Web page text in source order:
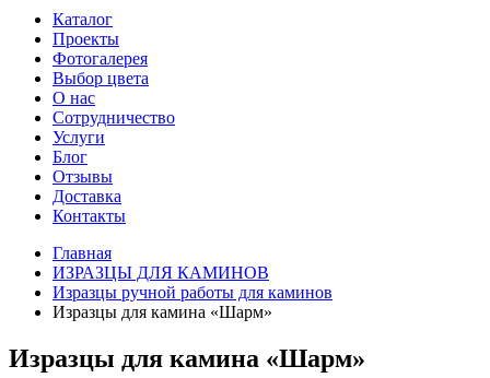
Каталог
Проекты
Фотогалерея
Выбор цвета
О нас
Сотрудничество
Услуги
Блог
Отзывы
Доставка
Контакты
Главная
ИЗРАЗЦЫ ДЛЯ КАМИНОВ
Изразцы ручной работы для каминов
Изразцы для камина «Шарм»
Изразцы для камина «Шарм»